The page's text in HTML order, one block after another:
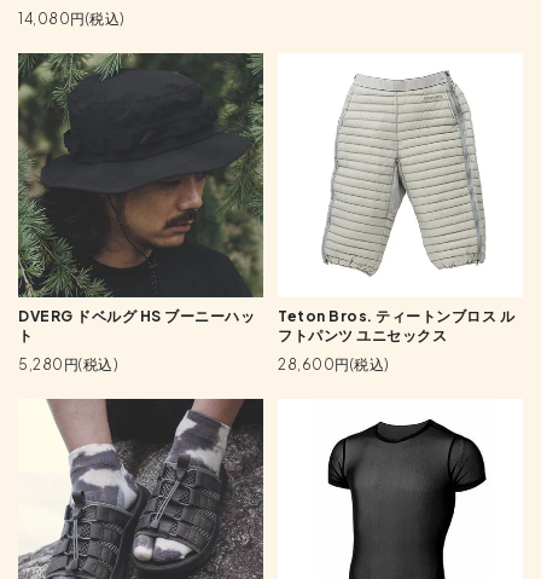
14,080円(税込)
DVERG ドベルグ HS ブーニーハッ
ト
5,280円(税込)
Teton Bros. ティートンブロス ル
フトパンツ ユニセックス
28,600円(税込)